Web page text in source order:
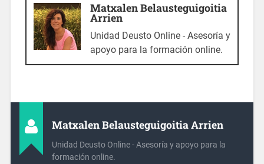
Matxalen Belausteguigoitia
Arrien
Unidad Deusto Online - Asesoría y
apoyo para la formación online.
Matxalen Belausteguigoitia Arrien
Unidad Deusto Online - Asesoría y apoyo para la
formación online.